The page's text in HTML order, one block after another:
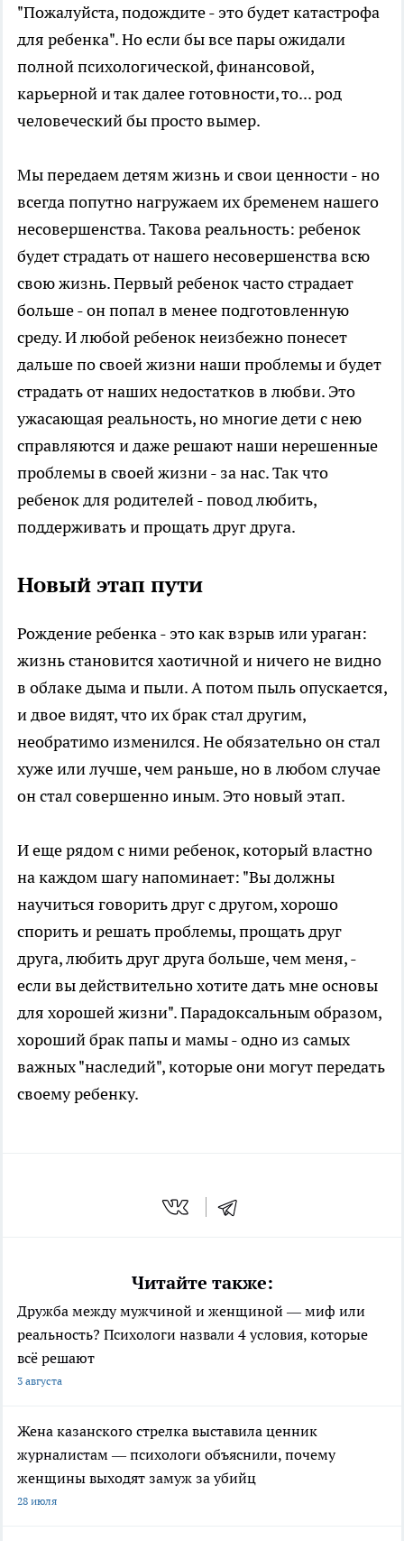
"Пожалуйста, подождите - это будет катастрофа
для ребенка". Но если бы все пары ожидали
полной психологической, финансовой,
карьерной и так далее готовности, то... род
человеческий бы просто вымер.
Мы передаем детям жизнь и свои ценности - но
всегда попутно нагружаем их бременем нашего
несовершенства. Такова реальность: ребенок
будет страдать от нашего несовершенства всю
свою жизнь. Первый ребенок часто страдает
больше - он попал в менее подготовленную
среду. И любой ребенок неизбежно понесет
дальше по своей жизни наши проблемы и будет
страдать от наших недостатков в любви. Это
ужасающая реальность, но многие дети с нею
справляются и даже решают наши нерешенные
проблемы в своей жизни - за нас. Так что
ребенок для родителей - повод любить,
поддерживать и прощать друг друга.
Новый этап пути
Рождение ребенка - это как взрыв или ураган:
жизнь становится хаотичной и ничего не видно
в облаке дыма и пыли. А потом пыль опускается,
и двое видят, что их брак стал другим,
необратимо изменился. Не обязательно он стал
хуже или лучше, чем раньше, но в любом случае
он стал совершенно иным. Это новый этап.
И еще рядом с ними ребенок, который властно
на каждом шагу напоминает: "Вы должны
научиться говорить друг с другом, хорошо
спорить и решать проблемы, прощать друг
друга, любить друг друга больше, чем меня, -
если вы действительно хотите дать мне основы
для хорошей жизни". Парадоксальным образом,
хороший брак папы и мамы - одно из самых
важных "наследий", которые они могут передать
своему ребенку.
Читайте также:
Дружба между мужчиной и женщиной — миф или
реальность? Психологи назвали 4 условия, которые
всё решают
3 августа
Жена казанского стрелка выставила ценник
журналистам — психологи объяснили, почему
женщины выходят замуж за убийц
28 июля